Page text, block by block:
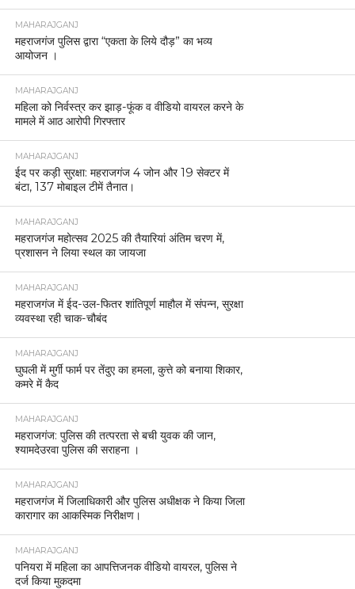
MAHARAJGANJ
महराजगंज पुलिस द्वारा “एकता के लिये दौड़” का भव्य
आयोजन ।
MAHARAJGANJ
महिला को निर्वस्त्र कर झाड़-फूंक व वीडियो वायरल करने के
मामले में आठ आरोपी गिरफ्तार
MAHARAJGANJ
ईद पर कड़ी सुरक्षा: महराजगंज 4 जोन और 19 सेक्टर में
बंटा, 137 मोबाइल टीमें तैनात।
MAHARAJGANJ
महराजगंज महोत्सव 2025 की तैयारियां अंतिम चरण में,
प्रशासन ने लिया स्थल का जायजा
MAHARAJGANJ
महराजगंज में ईद-उल-फितर शांतिपूर्ण माहौल में संपन्न, सुरक्षा
व्यवस्था रही चाक-चौबंद
MAHARAJGANJ
घुघली में मुर्गी फार्म पर तेंदुए का हमला, कुत्ते को बनाया शिकार,
कमरे में कैद
MAHARAJGANJ
महराजगंज: पुलिस की तत्परता से बची युवक की जान,
श्यामदेउरवा पुलिस की सराहना ।
MAHARAJGANJ
महराजगंज में जिलाधिकारी और पुलिस अधीक्षक ने किया जिला
कारागार का आकस्मिक निरीक्षण।
MAHARAJGANJ
पनियरा में महिला का आपत्तिजनक वीडियो वायरल, पुलिस ने
दर्ज किया मुकदमा